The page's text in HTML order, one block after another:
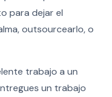
para dejar el
outsourcearlo, o
trabajo a un
un trabajo